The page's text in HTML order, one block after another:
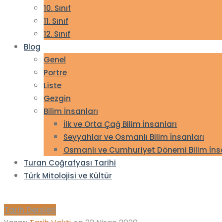
10. Sınıf
11. Sınıf
12. Sınıf
Blog
Genel
Portre
Liste
Gezgin
Bilim İnsanları
İlk ve Orta Çağ Bilim İnsanları
Seyyahlar ve Osmanlı Bilim İnsanları
Osmanlı ve Cumhuriyet Dönemi Bilim
Turan Coğrafyası Tarihi
Türk Mitolojisi ve Kültür
Tarih Dersleri